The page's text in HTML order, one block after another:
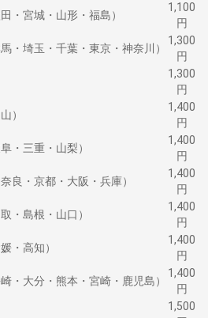
・宮城・山形・福島）
1,100
円
・埼玉・千葉・東京・神奈川）
1,300
円
1,300
円
）
1,400
円
・三重・山梨）
1,400
円
良・京都・大阪・兵庫）
1,400
円
・島根・山口）
1,400
円
・高知）
1,400
円
・大分・熊本・宮崎・鹿児島）
1,400
円
1,500